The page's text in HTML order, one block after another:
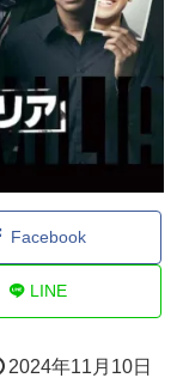
Facebook
LINE
2024年11月10日